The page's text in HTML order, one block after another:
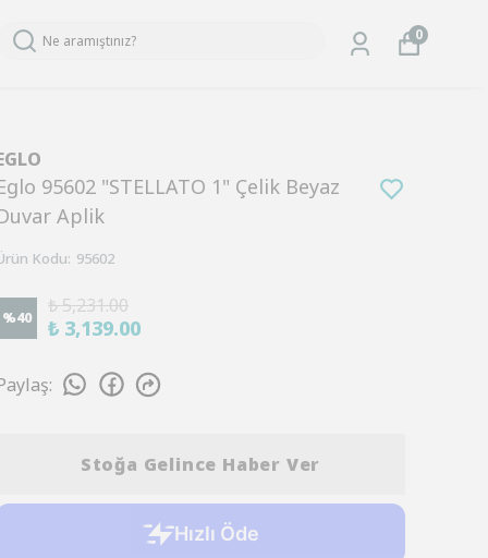
0
95602 "STELLATO 1" Çelik Beyaz
Aplik
Kodu: 95602
%40
₺ 5,231.00
₺ 3,139.00
:
Stoğa Gelince Haber Ver